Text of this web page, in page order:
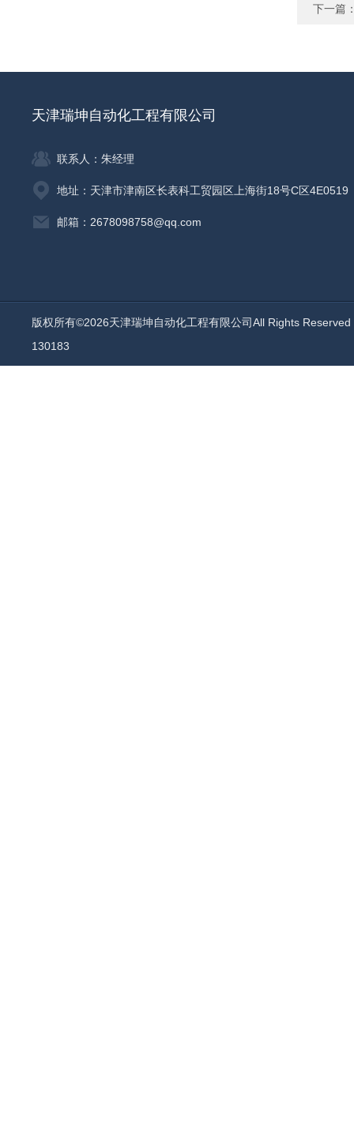
下一篇
天津瑞坤自动化工程有限公司
联系人：朱经理
地址：天津市津南区长表科工贸园区上海街18号C区4E0519
邮箱：2678098758@qq.com
版权所有©2026天津瑞坤自动化工程有限公司All Rights
130183